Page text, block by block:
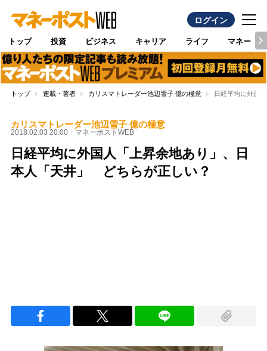
ログイン
トップ 投資 ビジネス キャリア ライフ マネー
トップ 連載・著者 カリスマトレーダー池辺雪子 億の極意 日経平均に外国
カリスマトレーダー池辺雪子 億の極意
2018.02.03 20:00 マネーポストWEB
日経平均に外国人「上昇余地あり」、日
本人「天井」 どちらが正しい？